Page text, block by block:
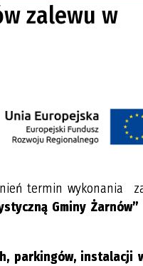
zalewu w
termin wykonania
Gminy Żarnów”
parkingów, instalacji